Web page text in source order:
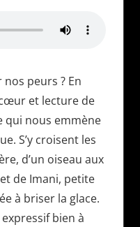
nos peurs ? En
et lecture de
qui nous emmène
S’y croisent les
d’un oiseau aux
de Imani, petite
à briser la glace.
bien à